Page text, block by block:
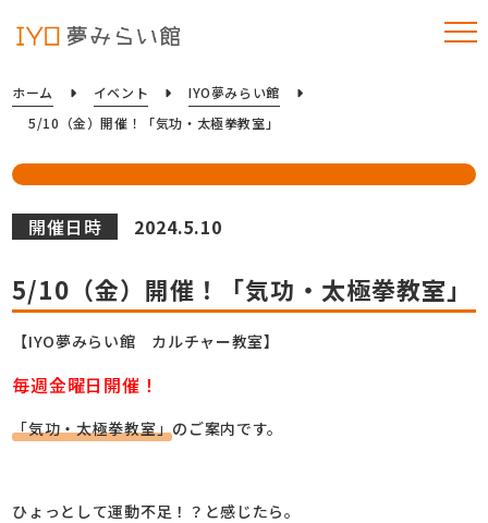
ホーム イベント
IYO夢みらい館
5/10（金）開催！「気功・太極拳教室」
開催日時 2024.5.10
5/10（金）開催！「気功・太極拳教室」
【IYO夢みらい館 カルチャー教室】
毎週金曜日開催！
「気功・太極拳教室」のご案内です。
ひょっとして運動不足！？と感じたら。